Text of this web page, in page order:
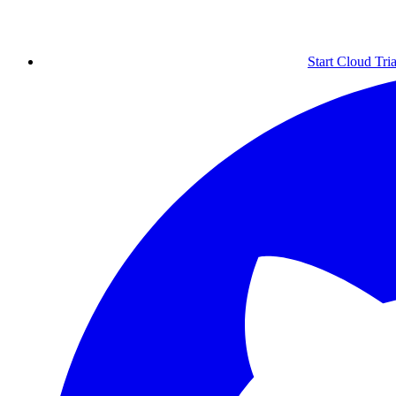
Start Cloud